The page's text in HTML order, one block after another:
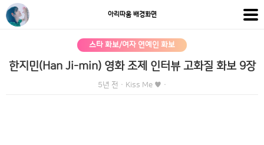
아리따움 배경화면
스타 화보/여자 연예인 화보
한지민(Han Ji-min) 영화 조제 인터뷰 고화질 화보 9장
5년 전 · Kiss Me ♥ ·